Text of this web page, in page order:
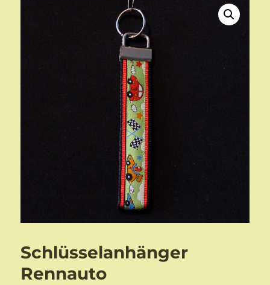
Schlüsselanhänger
Rennauto